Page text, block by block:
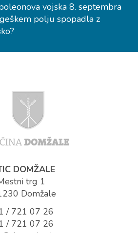
vojska 8. septembra
polju spopadla z
DOMŽALE
trg 1
Domžale
/ 721 07 26
/ 721 07 26